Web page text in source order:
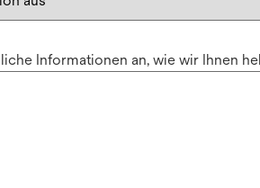
Informationen an, wie wir Ihnen